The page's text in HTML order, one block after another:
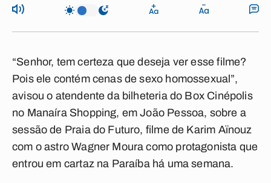
“Senhor, tem certeza que deseja ver esse filme?
Pois ele contém cenas de sexo homossexual”,
avisou o atendente da bilheteria do Box Cinépolis
no Manaíra Shopping, em João Pessoa, sobre a
sessão de Praia do Futuro, filme de Karim Aïnouz
com o astro Wagner Moura como protagonista que
entrou em cartaz na Paraíba há uma semana.